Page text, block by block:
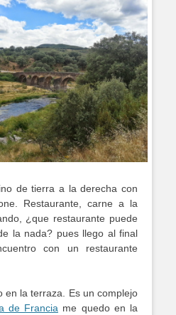
de tierra a la derecha con
Restaurante, carne a la
¿que restaurante puede
la nada? pues llego al final
con un restaurante
en la terraza. Es un complejo
de Francia me quedo en la